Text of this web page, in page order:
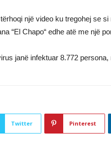
një video ku tregohej se
“El Chapo“ edhe atë me një
janë infektuar 8.772
Twitter Pinterest